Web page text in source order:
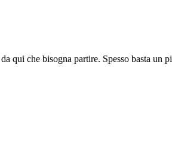
qui che bisogna partire. Spesso basta